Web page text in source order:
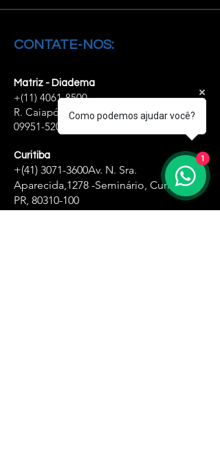
CONTATE-NOS:
Matriz - Diadema
+(11) 4061-8500
R. Caiapós, 98/110 - Diadema - SP,
09951-520
Curitiba
+(41) 3071-3600Av. N. Sra.
Aparecida,1278 -Seminário, Curitiba -
PR, 80310-100
Como podemos ajudar você?
1